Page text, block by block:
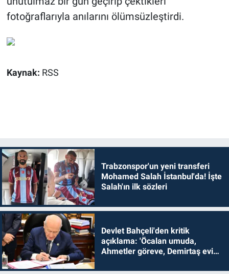
fotoğraflarıyla anılarını ölümsüzleştirdi.
Kaynak: RSS
Trabzonspor'un yeni transferi
Mohamed Salah İstanbul'da! İşte
Salah'ın ilk sözleri
Devlet Bahçeli'den kritik
açıklama: 'Öcalan umuda,
Ahmetler göreve, Demirtaş evine